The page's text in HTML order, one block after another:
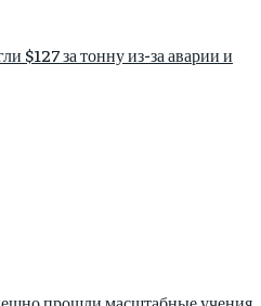
$127 за тонну из-за аварии и